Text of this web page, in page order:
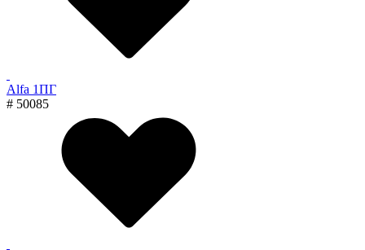
Alfa 1ПГ
# 50085